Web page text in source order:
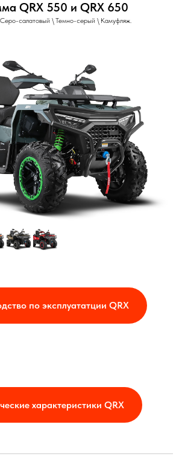
QRX 550 и QRX 650
салатовый \ Темно-серый \ Камуфляж.
по эксплуататции QRX
характеристики QRX